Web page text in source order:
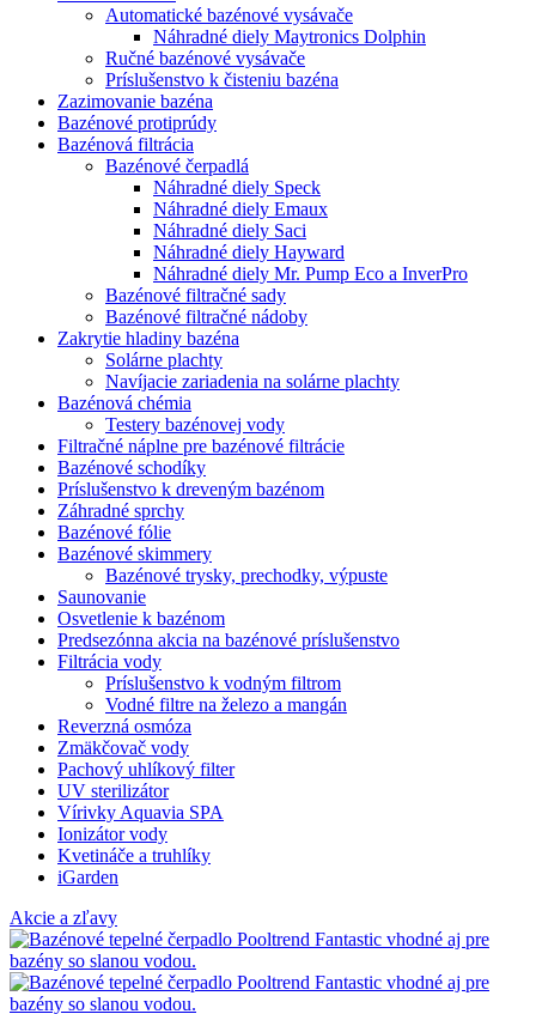
Automatické bazénové vysávače
Náhradné diely Maytronics Dolphin
Ručné bazénové vysávače
Príslušenstvo k čisteniu bazéna
Zazimovanie bazéna
Bazénové protiprúdy
Bazénová filtrácia
Bazénové čerpadlá
Náhradné diely Speck
Náhradné diely Emaux
Náhradné diely Saci
Náhradné diely Hayward
Náhradné diely Mr. Pump Eco a InverPro
Bazénové filtračné sady
Bazénové filtračné nádoby
Zakrytie hladiny bazéna
Solárne plachty
Navíjacie zariadenia na solárne plachty
Bazénová chémia
Testery bazénovej vody
Filtračné náplne pre bazénové filtrácie
Bazénové schodíky
Príslušenstvo k dreveným bazénom
Záhradné sprchy
Bazénové fólie
Bazénové skimmery
Bazénové trysky, prechodky, výpuste
Saunovanie
Osvetlenie k bazénom
Predsezónna akcia na bazénové príslušenstvo
Filtrácia vody
Príslušenstvo k vodným filtrom
Vodné filtre na železo a mangán
Reverzná osmóza
Zmäkčovač vody
Pachový uhlíkový filter
UV sterilizátor
Vírivky Aquavia SPA
Ionizátor vody
Kvetináče a truhlíky
iGarden
Akcie a zľavy